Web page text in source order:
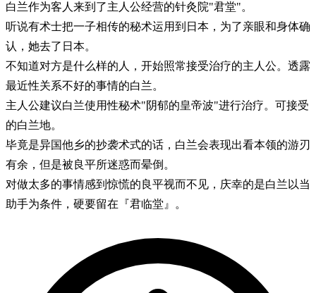
白兰作为客人来到了主人公经营的针灸院"君堂"。
听说有术士把一子相传的秘术运用到日本，为了亲眼和身体确
认，她去了日本。
不知道对方是什么样的人，开始照常接受治疗的主人公。透露
最近性关系不好的事情的白兰。
主人公建议白兰使用性秘术"阴郁的皇帝波"进行治疗。可接受
的白兰地。
毕竟是异国他乡的抄袭术式的话，白兰会表现出看本领的游刃
有余，但是被良平所迷惑而晕倒。
对做太多的事情感到惊慌的良平视而不见，庆幸的是白兰以当
助手为条件，硬要留在『君临堂』。